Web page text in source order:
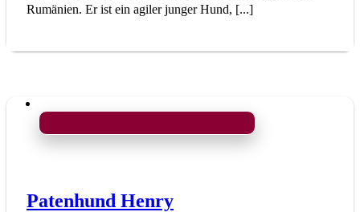
Rumänien. Er ist ein agiler junger Hund, [...]
Patenhund Henry